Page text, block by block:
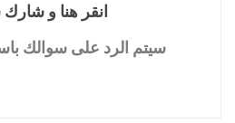
انقر هنا و
سيتم الرد على سوالك